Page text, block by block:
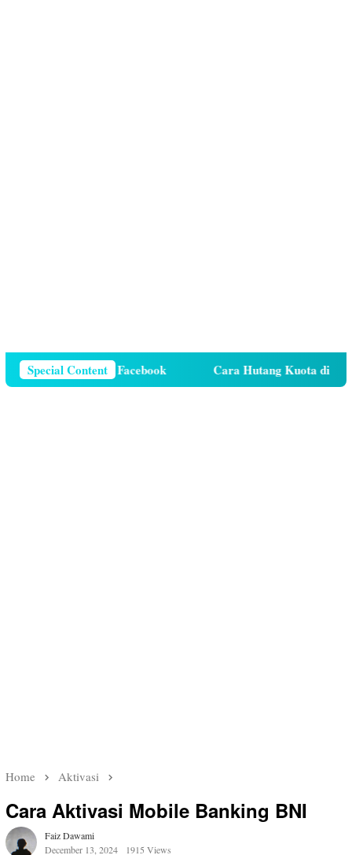
Special Content
Telepon Di Facebook Cara Hutang Kuota di Telkomsel
Home Aktivasi
Cara Aktivasi Mobile Banking BNI
Faiz Dawami
December 13, 2024
1915 Views